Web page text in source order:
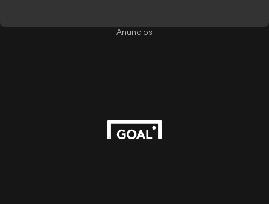
Anuncios